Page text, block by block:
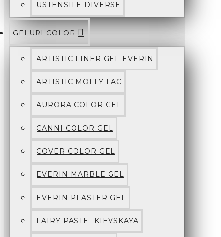
USTENSILE DIVERSE
GELURI COLOR
ARTISTIC LINER GEL EVERIN
ARTISTIC MOLLY LAC
AURORA COLOR GEL
CANNI COLOR GEL
COVER COLOR GEL
EVERIN MARBLE GEL
EVERIN PLASTER GEL
FAIRY PASTE- KIEVSKAYA